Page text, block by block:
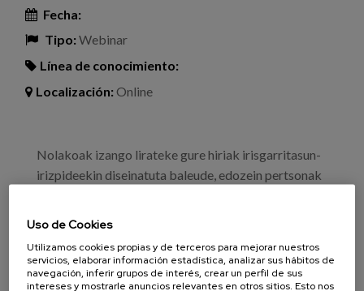
Fecha:
Tipo:Webinar
Línea de conocimiento:
Localización:Online
Nolakoak izango lirateke gure hiriak irisgarritasun-
irizpideekin diseinatuta baleude, edozein pertsonak
Uso de Cookies
Utilizamos cookies propias y de terceros para mejorar nuestros
servicios, elaborar información estadística, analizar sus hábitos de
navegación, inferir grupos de interés, crear un perfil de sus
intereses y mostrarle anuncios relevantes en otros sitios. Esto nos